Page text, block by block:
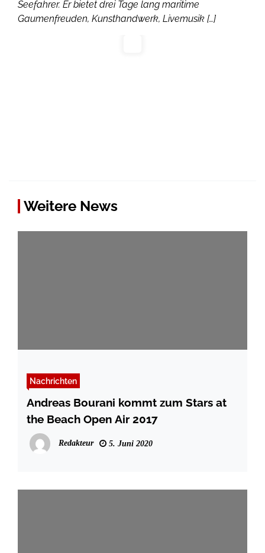
Seefahrer. Er bietet drei Tage lang maritime
Gaumenfreuden, Kunsthandwerk, Livemusik […]
Weitere News
Nachrichten
Andreas Bourani kommt zum Stars at
the Beach Open Air 2017
Redakteur 5. Juni 2020